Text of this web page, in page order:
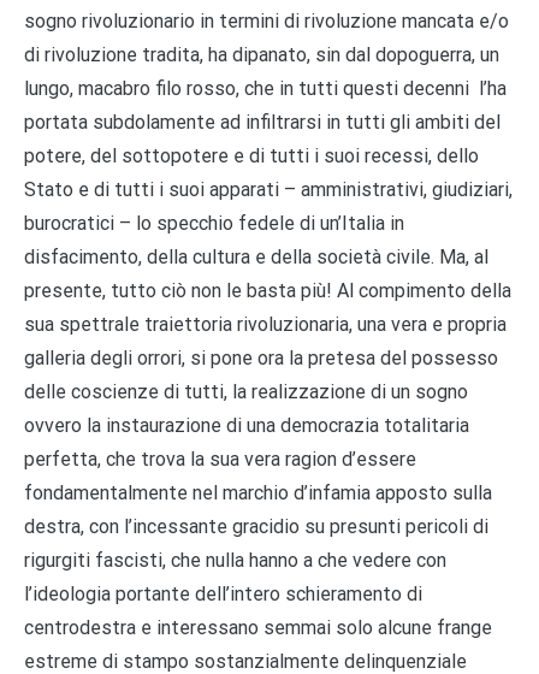
sogno rivoluzionario in termini di rivoluzione mancata e/o
di rivoluzione tradita, ha dipanato, sin dal dopoguerra, un
lungo, macabro filo rosso, che in tutti questi decenni l’ha
portata subdolamente ad infiltrarsi in tutti gli ambiti del
potere, del sottopotere e di tutti i suoi recessi, dello
Stato e di tutti i suoi apparati – amministrativi, giudiziari,
burocratici – lo specchio fedele di un’Italia in
disfacimento, della cultura e della società civile. Ma, al
presente, tutto ciò non le basta più! Al compimento della
sua spettrale traiettoria rivoluzionaria, una vera e propria
galleria degli orrori, si pone ora la pretesa del possesso
delle coscienze di tutti, la realizzazione di un sogno
ovvero la instaurazione di una democrazia totalitaria
perfetta, che trova la sua vera ragion d’essere
fondamentalmente nel marchio d’infamia apposto sulla
destra, con l’incessante gracidio su presunti pericoli di
rigurgiti fascisti, che nulla hanno a che vedere con
l’ideologia portante dell’intero schieramento di
centrodestra e interessano semmai solo alcune frange
estreme di stampo sostanzialmente delinquenziale